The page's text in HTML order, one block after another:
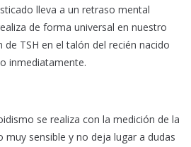
lleva a un retraso mental
de forma universal en nuestro
TSH en el talón del recién nacido
inmediatamente.
se realiza con la medición de la
muy sensible y no deja lugar a dudas